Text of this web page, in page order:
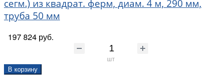
сегм.) из квадрат. ферм, диам. 4 м, 290 мм,
труба 50 мм
197 824 руб.
шт
В корзину